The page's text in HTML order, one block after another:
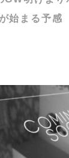
始まる予感